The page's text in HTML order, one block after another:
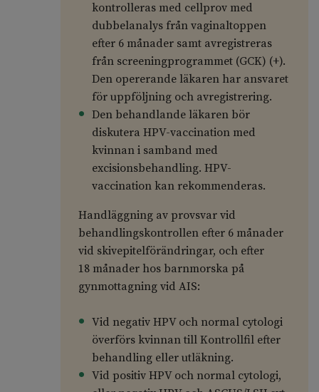
kontrolleras med cellprov med
dubbelanalys från vaginaltoppen
efter 6 månader samt avregistreras
från screeningprogrammet (GCK) (+).
Den opererande läkaren har ansvaret
för uppföljning och avregistrering.
Den behandlande läkaren bör
diskutera HPV-vaccination med
kvinnan i samband med
excisionsbehandling. HPV-
vaccination kan rekommenderas.
Handläggning av provsvar vid
behandlingskontrollen efter 6 månader
vid skivepitelförändringar, och efter
18 månader hos barnmorska på
gynmottagning vid AIS:
Vid negativ HPV och normal cytologi
överförs kvinnan till Kontrollfil efter
behandling eller utläkning.
Vid positiv HPV och normal cytologi,